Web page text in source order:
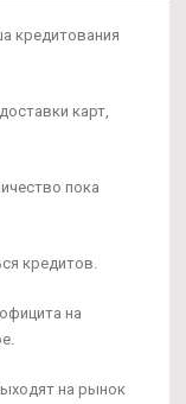
кредитования
карт,
пока
кредитов.
на
на рынок